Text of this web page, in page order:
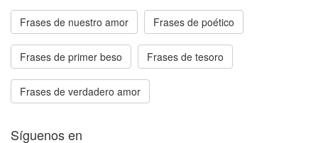
Frases de nuestro amor Frases de poético
Frases de primer beso Frases de tesoro
Frases de verdadero amor
Síguenos en